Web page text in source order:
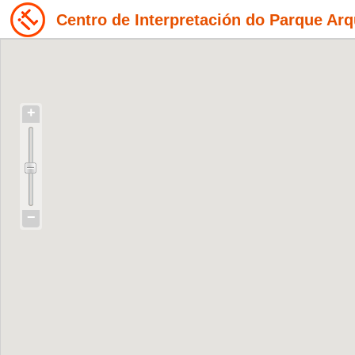
Centro de Interpretación do Parque
+
−